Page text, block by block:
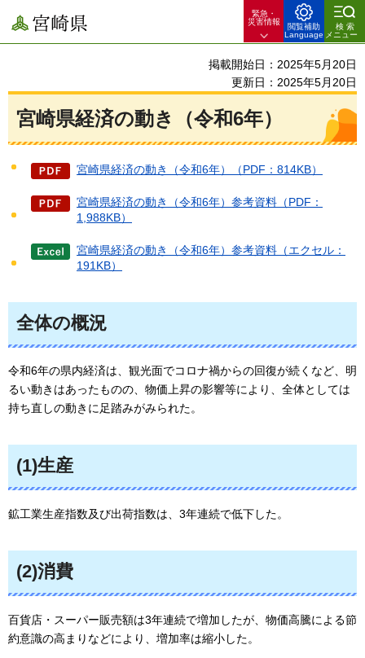
宮崎県
緊急・
災害情報
閲覧補助
Language
検索
メニュー
掲載開始日：2025年5月20日
更新日：2025年5月20日
宮崎県経済の動き（令和6年）
宮崎県経済の動き（令和6年）（PDF：814KB）
宮崎県経済の動き（令和6年）参考資料（PDF：
1,988KB）
宮崎県経済の動き（令和6年）参考資料（エクセル：
191KB）
全体の概況
令和6年の県内経済は、観光面でコロナ禍からの回復が続くなど、明
るい動きはあったものの、物価上昇の影響等により、全体としては
持ち直しの動きに足踏みがみられた。
(1)生産
鉱工業生産指数及び出荷指数は、3年連続で低下した。
(2)消費
百貨店・スーパー販売額は3年連続で増加したが、物価高騰による節
約意識の高まりなどにより、増加率は縮小した。